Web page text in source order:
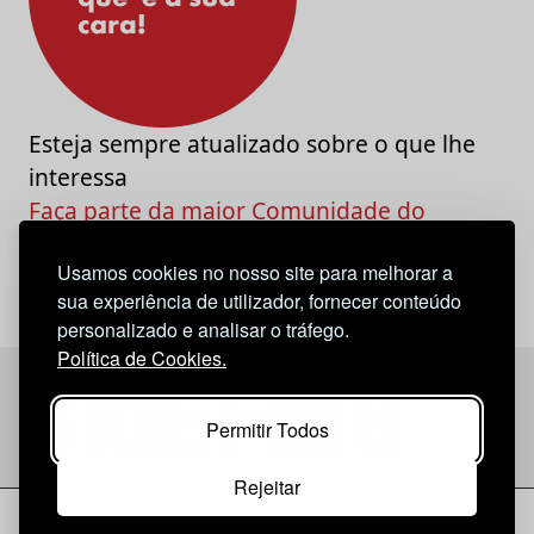
Usamos cookies no nosso site para melhorar a
sua experiência de utilizador, fornecer conteúdo
personalizado e analisar o tráfego.
Política de Cookies.
Permitir Todos
Rejeitar
Esteja sempre atualizado sobre o que lhe
interessa
Faça parte da maior Comunidade do